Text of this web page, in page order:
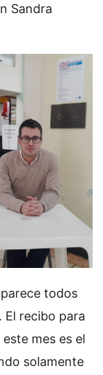
Sandra
todos
El recibo para
mes es el
solamente